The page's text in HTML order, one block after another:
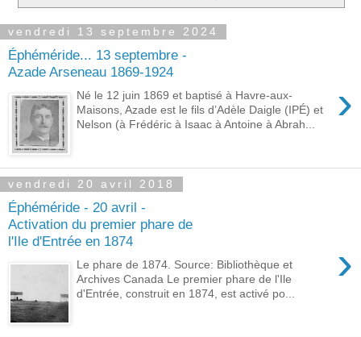
vendredi 13 septembre 2024
Éphéméride... 13 septembre -
Azade Arseneau 1869-1924
›
Né le 12 juin 1869 et baptisé à Havre-aux-
Maisons, Azade est le fils d’Adèle Daigle (IPÉ) et
Nelson (à Frédéric à Isaac à Antoine à Abrah...
vendredi 20 avril 2018
Éphéméride - 20 avril -
Activation du premier phare de
l'Ile d'Entrée en 1874
›
Le phare de 1874. Source: Bibliothèque et
Archives Canada Le premier phare de l'Ile
d'Entrée, construit en 1874, est activé po...